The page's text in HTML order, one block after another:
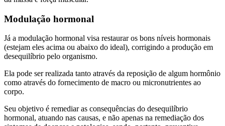
Modulação hormonal
Já a modulação hormonal visa restaurar os bons níveis hormonais
(estejam eles acima ou abaixo do ideal), corrigindo a produção em
desequilíbrio pelo organismo.
Ela pode ser realizada tanto através da reposição de algum hormônio
como através do fornecimento de macro ou micronutrientes ao
corpo.
Seu objetivo é remediar as consequências do desequilíbrio
hormonal, atuando nas causas, e não apenas na remediação dos